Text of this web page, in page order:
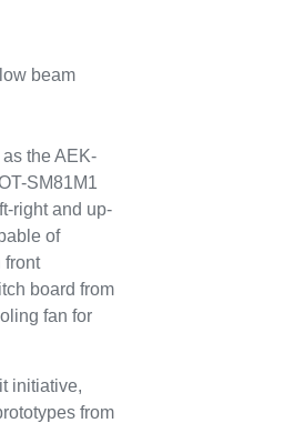
beam
the AEK-
SM81M1
right and up-
of
front
board from
fan for
initiative,
from